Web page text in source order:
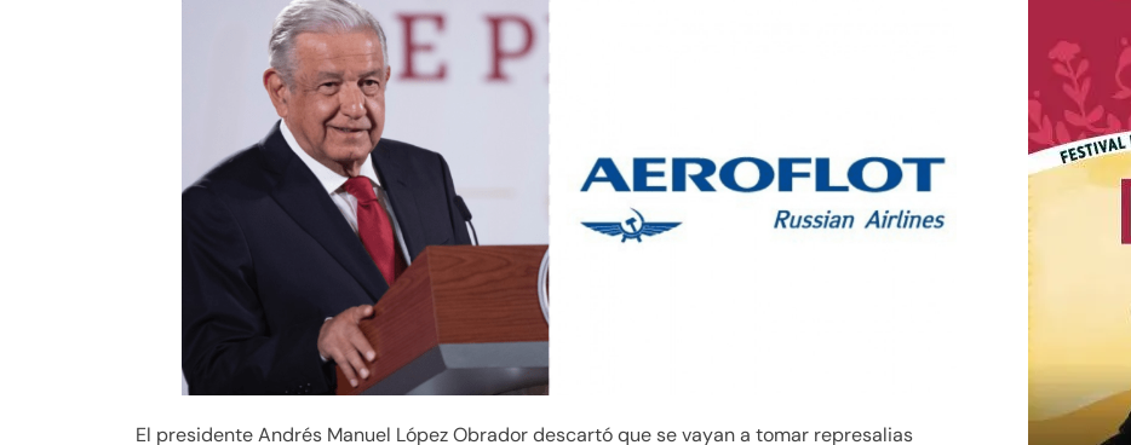
El presidente Andrés Manuel López Obrador descartó que se vayan a tomar represalias